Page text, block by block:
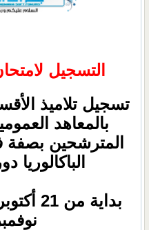
التسجيل لامتحان
تسجيل تلاميذ
بالمعاهد
المترشحين بصفة
الباكالوريا
بداية من 21 أكتوبر 201
نوفمبر